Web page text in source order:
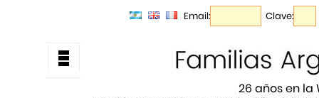
Email: Clave:
26 años en la